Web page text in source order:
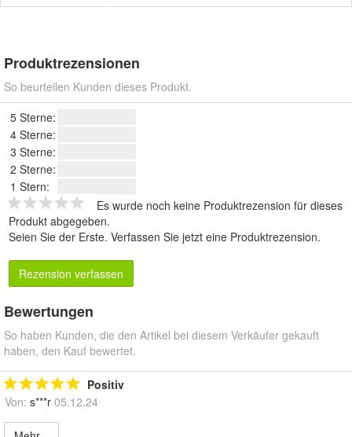
Produktrezensionen
So beurteilen Kunden dieses Produkt.
5 Sterne:
4 Sterne:
3 Sterne:
2 Sterne:
1 Stern:
Es wurde noch keine Produktrezension für dieses
Produkt abgegeben.
Seien Sie der Erste. Verfassen Sie jetzt eine Produktrezension.
Rezension verfassen
Bewertungen
So haben Kunden, die den Artikel bei diesem Verkäufer gekauft
haben, den Kauf bewertet.
Positiv
Von: s***r 05.12.24